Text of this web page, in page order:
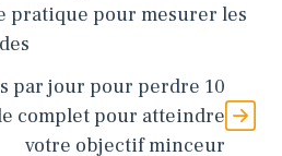
pratique pour mesurer les
par jour pour perdre 10
complet pour atteindre
votre objectif minceur